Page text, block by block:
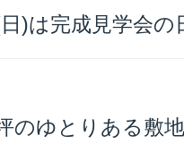
)は完成見学会の
のゆとりある敷